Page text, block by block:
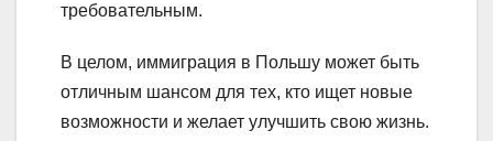
требовательным.
В целом, иммиграция в Польшу может быть
отличным шансом для тех, кто ищет новые
возможности и желает улучшить свою жизнь.